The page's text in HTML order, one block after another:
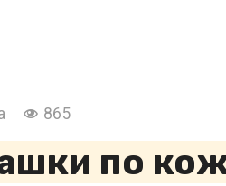
865
по